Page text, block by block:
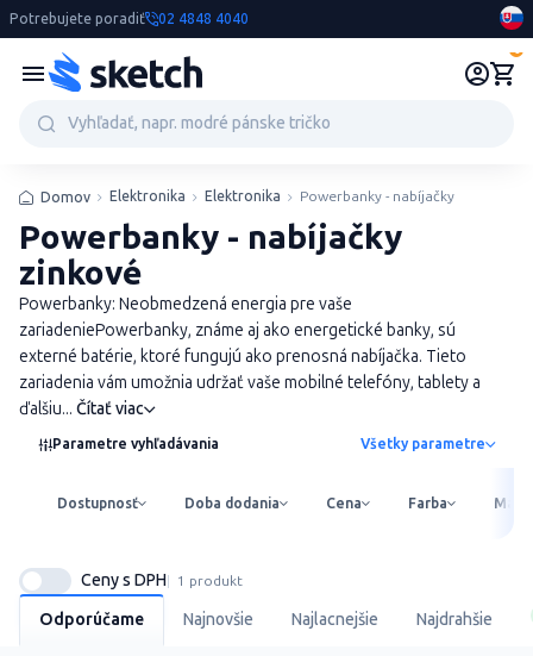
Potrebujete poradiť 02 4848 4040
Domov Elektronika Elektronika Powerbanky - nabíjačky
Powerbanky - nabíjačky
zinkové
Powerbanky: Neobmedzená energia pre vaše
zariadeniePowerbanky, známe aj ako energetické banky, sú
externé batérie, ktoré fungujú ako prenosná nabíjačka. Tieto
zariadenia vám umožnia udržať vaše mobilné telefóny, tablety a
ďalšiu... Čítať viac
Parametre vyhľadávania Všetky parametre
Dostupnosť Doba dodania Cena Farba
Odporúčame Najnovšie Najlacnejšie Najdrahšie
Ceny s DPH 1 produkt